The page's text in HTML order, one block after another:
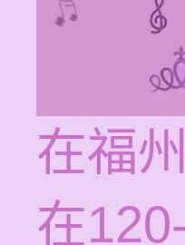
在福
在